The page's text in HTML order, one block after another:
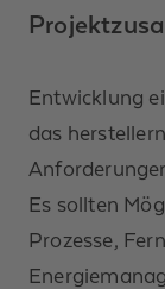
Entwicklung
das
Es sollten
Prozesse,